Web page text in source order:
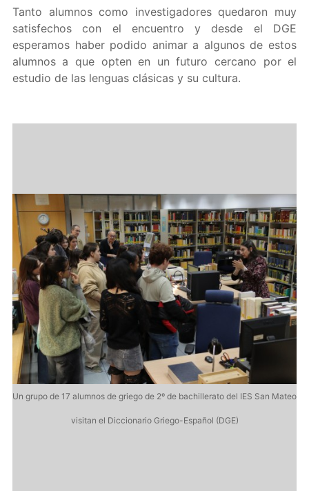
Tanto alumnos como investigadores quedaron muy
satisfechos con el encuentro y desde el DGE
esperamos haber podido animar a algunos de estos
alumnos a que opten en un futuro cercano por el
estudio de las lenguas clásicas y su cultura.
Un grupo de 17 alumnos de griego de 2º de bachillerato del IES San Mateo
visitan el Diccionario Griego-Español (DGE)